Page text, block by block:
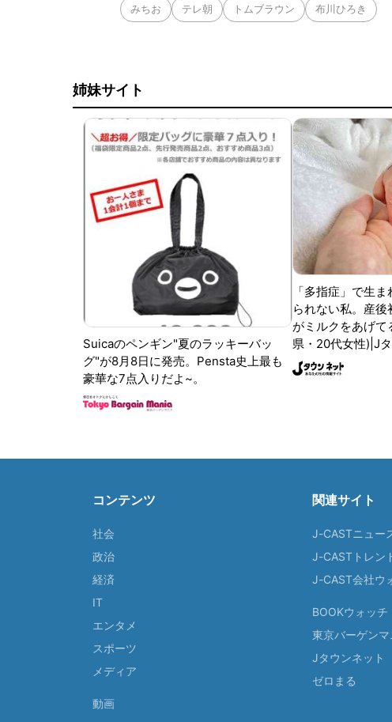
みちお テレ朝 トムブラウン 布川ひろき
姉妹サイト
Suicaのペンギン"夏のラッキーバッ
グ"が8月8日に発売。Pensta史上最も
豪華な7点入りだよ~。
「多指症」で生
られない私。産
がミルクをあげて
県・20代女性)|J
コンテンツ
社会
政治
経済
IT
エンタメ
スポーツ
メディア
動画
関連サイト
J-CASTニュー
J-CASTトレン
J-CAST会社ウ
BOOKウォッチ
東京バーゲンマ
Jタウンネット
ゼロまる